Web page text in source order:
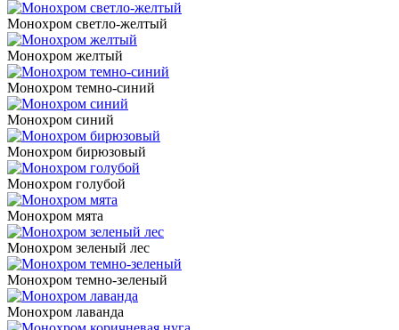
Монохром светло-желтый
Монохром желтый
Монохром темно-синий
Монохром синий
Монохром бирюзовый
Монохром голубой
Монохром мята
Монохром зеленый лес
Монохром темно-зеленый
Монохром лаванда